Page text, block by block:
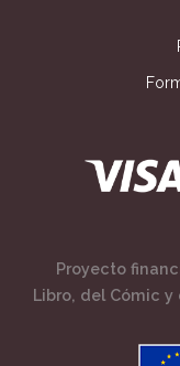
Proyecto
Libro, del Cómic